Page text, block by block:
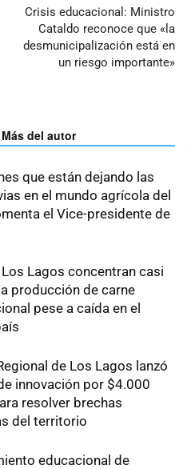
Crisis educacional: Ministro
Cataldo reconoce que «la
desmunicipalización está en
un riesgo importante»
Más del autor
que están dejando las
en el mundo agrícola del
el Vice-presidente de
Lagos concentran casi
producción de carne
pese a caída en el
de Los Lagos lanzó
innovación por $4.000
resolver brechas
del territorio
educacional de